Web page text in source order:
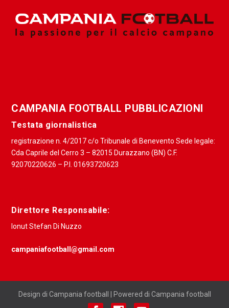
CAMPANIA FOOTBALL PUBBLICAZIONI
Testata giornalistica
registrazione n. 4/2017 c/o Tribunale di Benevento Sede legale:
Cda Caprile del Cerro 3 – 82015 Durazzano (BN) C.F.
92070220626 – P.I. 01693720623
Direttore Responsabile:
Ionut Stefan Di Nuzzo
campaniafootball@gmail.com
Design di Campania football | Powered di Campania football